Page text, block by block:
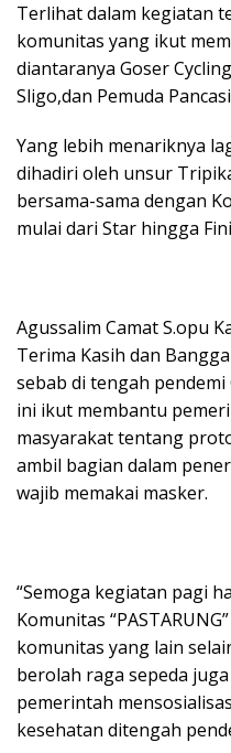
Terlihat dalam kegiatan
komunitas yang ikut
diantaranya Goser
Sligo,dan Pemuda
Yang lebih menariknya
dihadiri oleh unsur
bersama-sama dengan
mulai dari Star hingga
Agussalim Camat S.opu
Terima Kasih dan
sebab di tengah
ini ikut membantu
masyarakat tentang
ambil bagian dalam
wajib memakai masker.
“Semoga kegiatan pagi
Komunitas
komunitas yang lain
berolah raga sepeda
pemerintah
kesehatan ditengah